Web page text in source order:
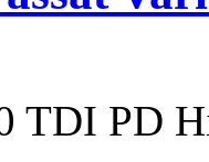
TDI PD